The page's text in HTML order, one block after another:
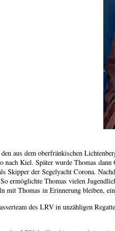
aus dem oberfränkischen
nach Kiel. Später wurde Thomas
Skipper der Segelyacht Corona.
ermöglichte Thomas vielen
mit Thomas in Erinnerung bleiben,
des LRV in unzähligen